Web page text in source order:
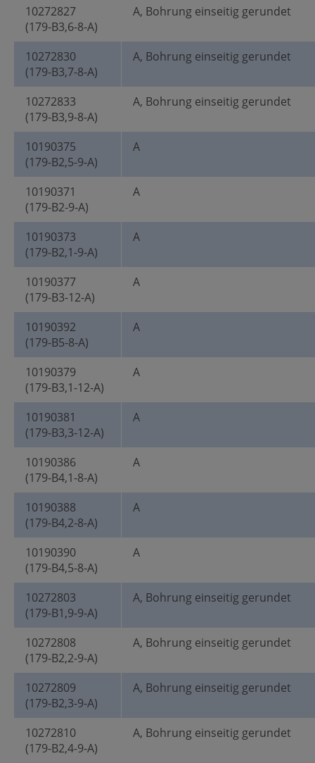
10272827
(179-B3,6-8-A)
A, Bohrung einseitig gerundet
10272830
(179-B3,7-8-A)
A, Bohrung einseitig gerundet
10272833
(179-B3,9-8-A)
A, Bohrung einseitig gerundet
10190375
(179-B2,5-9-A)
A
10190371
(179-B2-9-A)
A
10190373
(179-B2,1-9-A)
A
10190377
(179-B3-12-A)
A
10190392
(179-B5-8-A)
A
10190379
(179-B3,1-12-A)
A
10190381
(179-B3,3-12-A)
A
10190386
(179-B4,1-8-A)
A
10190388
(179-B4,2-8-A)
A
10190390
(179-B4,5-8-A)
A
10272803
(179-B1,9-9-A)
A, Bohrung einseitig gerundet
10272808
(179-B2,2-9-A)
A, Bohrung einseitig gerundet
10272809
(179-B2,3-9-A)
A, Bohrung einseitig gerundet
10272810
(179-B2,4-9-A)
A, Bohrung einseitig gerundet